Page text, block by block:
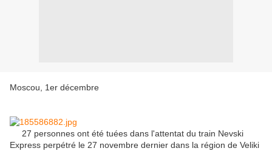
Moscou, 1er décembre
27 personnes ont été tuées dans l'attentat du train Nevski
Express perpétré le 27 novembre dernier dans la région de Veliki